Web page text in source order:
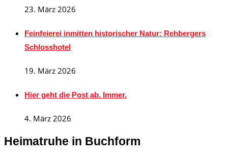
23. März 2026
Feinfeierei inmitten historischer Natur: Rehbergers
Schlosshotel
19. März 2026
Hier geht die Post ab. Immer.
4. März 2026
Heimatruhe in Buchform